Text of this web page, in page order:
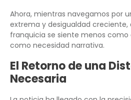
Ahora, mientras navegamos por
extrema y desigualdad creciente,
franquicia se siente menos
como necesidad narrativa.
El Retorno de una
Necesaria